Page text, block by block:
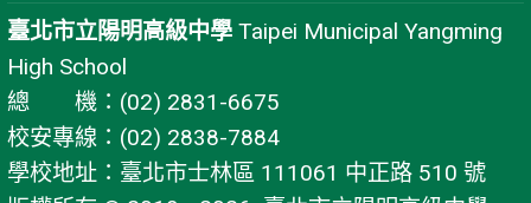
臺北市立陽明高級中學 Taipei Municipal Yangming
High School
總 機：(02) 2831-6675
校安專線：(02) 2838-7884
學校地址：臺北市士林區 111061 中正路 510 號